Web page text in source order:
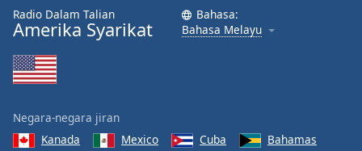
Radio Dalam Talian
Amerika Syarikat
Bahasa:
Bahasa Melayu
Negara-negara jiran
Kanada
Mexico Cuba
Bahamas